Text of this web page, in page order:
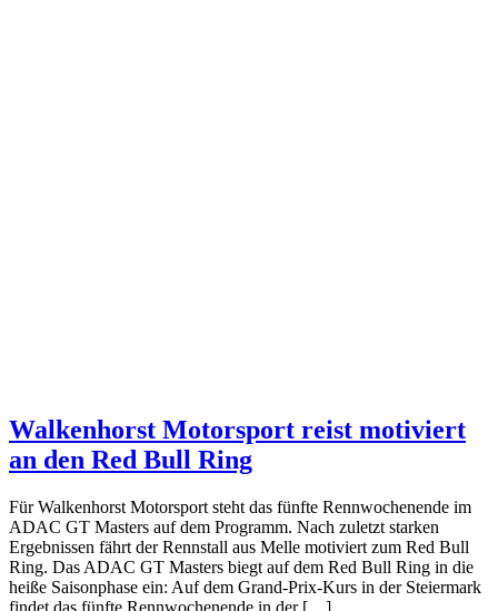
Walkenhorst Motorsport reist motiviert
an den Red Bull Ring
Für Walkenhorst Motorsport steht das fünfte Rennwochenende im
ADAC GT Masters auf dem Programm. Nach zuletzt starken
Ergebnissen fährt der Rennstall aus Melle motiviert zum Red Bull
Ring. Das ADAC GT Masters biegt auf dem Red Bull Ring in die
heiße Saisonphase ein: Auf dem Grand-Prix-Kurs in der Steiermark
findet das fünfte Rennwochenende in der […]